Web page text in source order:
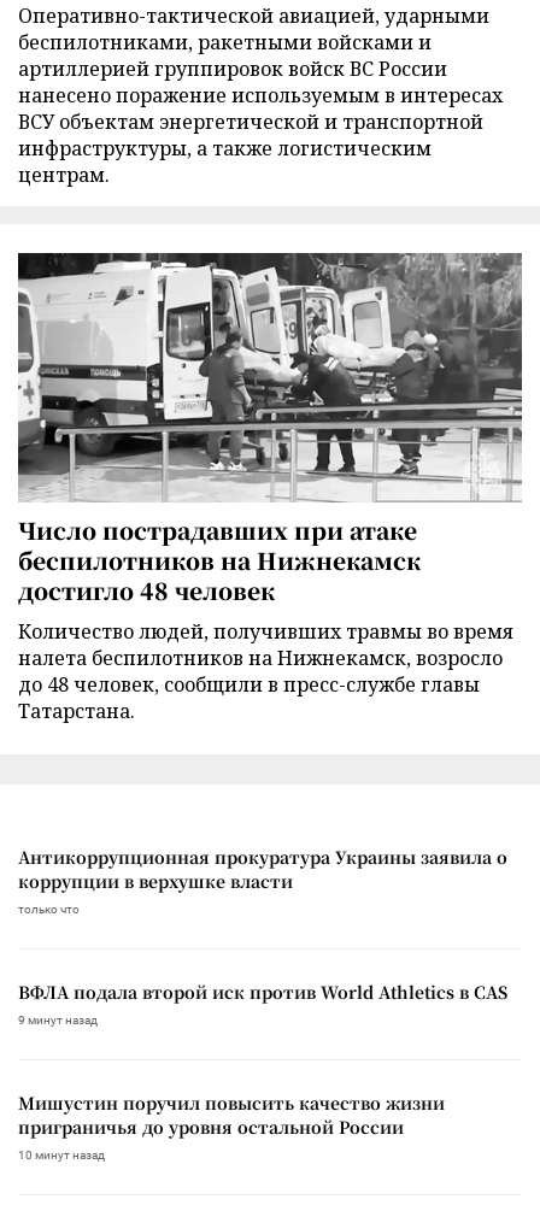
Оперативно-тактической авиацией, ударными
беспилотниками, ракетными войсками и
артиллерией группировок войск ВС России
нанесено поражение используемым в интересах
ВСУ объектам энергетической и транспортной
инфраструктуры, а также логистическим
центрам.
Число пострадавших при атаке
беспилотников на Нижнекамск
достигло 48 человек
Количество людей, получивших травмы во время
налета беспилотников на Нижнекамск, возросло
до 48 человек, сообщили в пресс-службе главы
Татарстана.
Антикоррупционная прокуратура Украины заявила о
коррупции в верхушке власти
только что
ВФЛА подала второй иск против World Athletics в CAS
9 минут назад
Мишустин поручил повысить качество жизни
приграничья до уровня остальной России
10 минут назад